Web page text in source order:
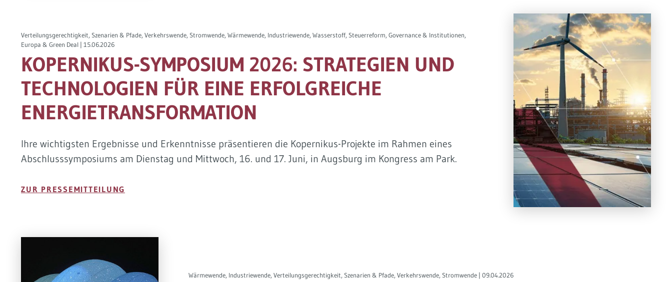
Verteilungsgerechtigkeit, Szenarien & Pfade, Verkehrswende, Stromwende, Wärmewende, Industriewende, Wasserstoff, Steuerreform, Governance & Institutionen,
Europa & Green Deal | 15.06.2026
KOPERNIKUS-SYMPOSIUM 2026: STRATEGIEN UND
TECHNOLOGIEN FÜR EINE ERFOLGREICHE
ENERGIETRANSFORMATION
Ihre wichtigsten Ergebnisse und Erkenntnisse präsentieren die Kopernikus-Projekte im Rahmen eines
Abschlusssymposiums am Dienstag und Mittwoch, 16. und 17. Juni, in Augsburg im Kongress am Park.
ZUR PRESSEMITTEILUNG
Wärmewende, Industriewende, Verteilungsgerechtigkeit, Szenarien & Pfade, Verkehrswende, Stromwende | 09.04.2026